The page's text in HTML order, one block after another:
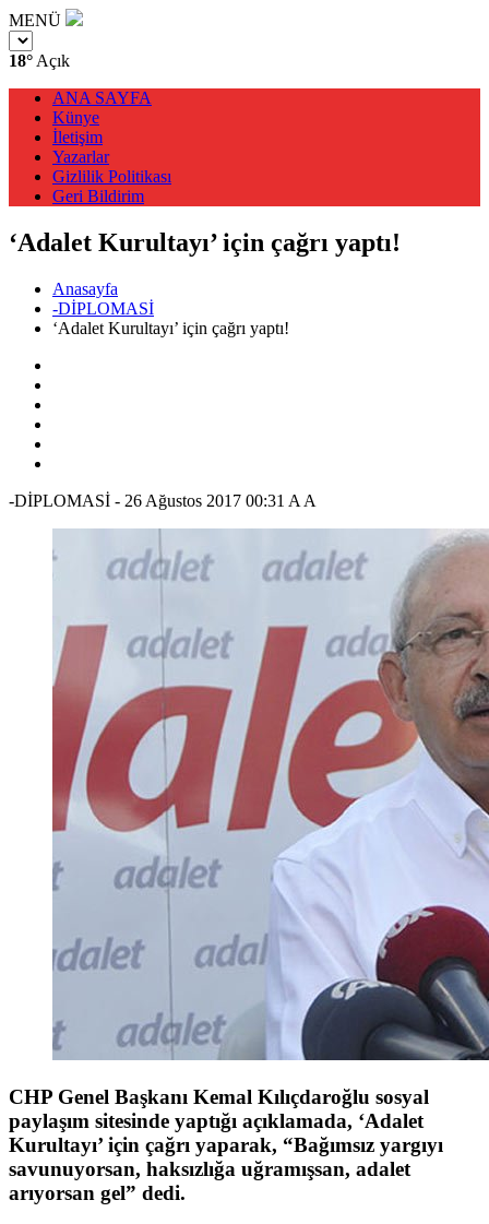
MENÜ
18° Açık
ANA SAYFA
Künye
İletişim
Yazarlar
Gizlilik Politikası
Geri Bildirim
‘Adalet Kurultayı’ için çağrı yaptı!
Anasayfa
-DİPLOMASİ
‘Adalet Kurultayı’ için çağrı yaptı!
-DİPLOMASİ - 26 Ağustos 2017 00:31 A A
CHP Genel Başkanı Kemal Kılıçdaroğlu sosyal
paylaşım sitesinde yaptığı açıklamada, ‘Adalet
Kurultayı’ için çağrı yaparak, “Bağımsız yargıyı
savunuyorsan, haksızlığa uğramışsan, adalet
arıyorsan gel” dedi.